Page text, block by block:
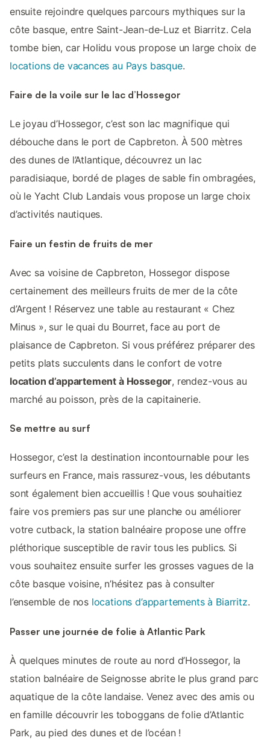
ensuite rejoindre quelques parcours mythiques sur la
côte basque, entre Saint-Jean-de-Luz et Biarritz. Cela
tombe bien, car Holidu vous propose un large choix de
locations de vacances au Pays basque.
Faire de la voile sur le lac d’Hossegor
Le joyau d’Hossegor, c’est son lac magnifique qui
débouche dans le port de Capbreton. À 500 mètres
des dunes de l’Atlantique, découvrez un lac
paradisiaque, bordé de plages de sable fin ombragées,
où le Yacht Club Landais vous propose un large choix
d’activités nautiques.
Faire un festin de fruits de mer
Avec sa voisine de Capbreton, Hossegor dispose
certainement des meilleurs fruits de mer de la côte
d’Argent ! Réservez une table au restaurant « Chez
Minus », sur le quai du Bourret, face au port de
plaisance de Capbreton. Si vous préférez préparer des
petits plats succulents dans le confort de votre
location d’appartement à Hossegor, rendez-vous au
marché au poisson, près de la capitainerie.
Se mettre au surf
Hossegor, c’est la destination incontournable pour les
surfeurs en France, mais rassurez-vous, les débutants
sont également bien accueillis ! Que vous souhaitiez
faire vos premiers pas sur une planche ou améliorer
votre cutback, la station balnéaire propose une offre
pléthorique susceptible de ravir tous les publics. Si
vous souhaitez ensuite surfer les grosses vagues de la
côte basque voisine, n’hésitez pas à consulter
l’ensemble de nos locations d’appartements à Biarritz.
Passer une journée de folie à Atlantic Park
À quelques minutes de route au nord d’Hossegor, la
station balnéaire de Seignosse abrite le plus grand parc
aquatique de la côte landaise. Venez avec des amis ou
en famille découvrir les toboggans de folie d’Atlantic
Park, au pied des dunes et de l’océan !